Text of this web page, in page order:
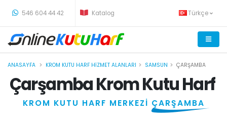
546 604 44 42 Katalog Türkçe
ANASAYFA KROM KUTU HARF HIZMET ALANLARI SAMSUN ÇARŞAMBA
Çarşamba Krom Kutu Harf
KROM KUTU HARF MERKEZİ ÇARŞAMBA